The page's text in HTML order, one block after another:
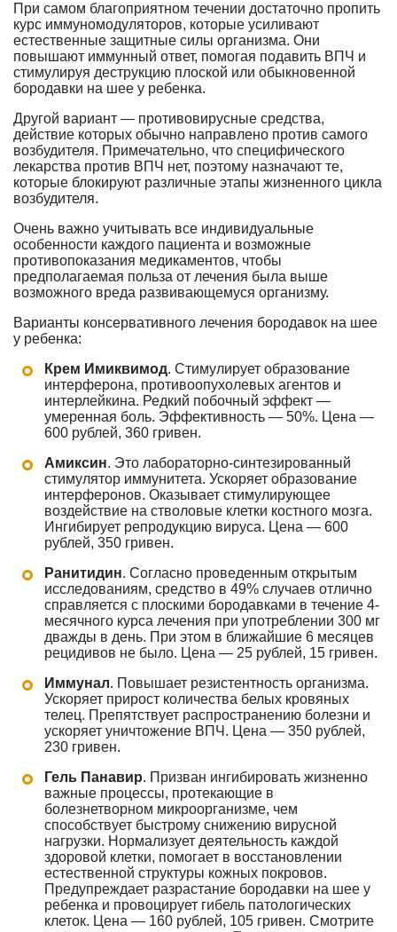
При самом благоприятном течении достаточно пропить
курс иммуномодуляторов, которые усиливают
естественные защитные силы организма. Они
повышают иммунный ответ, помогая подавить ВПЧ и
стимулируя деструкцию плоской или обыкновенной
бородавки на шее у ребенка.
Другой вариант — противовирусные средства,
действие которых обычно направлено против самого
возбудителя. Примечательно, что специфического
лекарства против ВПЧ нет, поэтому назначают те,
которые блокируют различные этапы жизненного цикла
возбудителя.
Очень важно учитывать все индивидуальные
особенности каждого пациента и возможные
противопоказания медикаментов, чтобы
предполагаемая польза от лечения была выше
возможного вреда развивающемуся организму.
Варианты консервативного лечения бородавок на шее
у ребенка:
Крем Имиквимод. Стимулирует образование
интерферона, противоопухолевых агентов и
интерлейкина. Редкий побочный эффект —
умеренная боль. Эффективность — 50%. Цена —
600 рублей, 360 гривен.
Амиксин. Это лабораторно-синтезированный
стимулятор иммунитета. Ускоряет образование
интерферонов. Оказывает стимулирующее
воздействие на стволовые клетки костного мозга.
Ингибирует репродукцию вируса. Цена — 600
рублей, 350 гривен.
Ранитидин. Согласно проведенным открытым
исследованиям, средство в 49% случаев отлично
справляется с плоскими бородавками в течение 4-
месячного курса лечения при употреблении 300 мг
дважды в день. При этом в ближайшие 6 месяцев
рецидивов не было. Цена — 25 рублей, 15 гривен.
Иммунал. Повышает резистентность организма.
Ускоряет прирост количества белых кровяных
телец. Препятствует распространению болезни и
ускоряет уничтожение ВПЧ. Цена — 350 рублей,
230 гривен.
Гель Панавир. Призван ингибировать жизненно
важные процессы, протекающие в
болезнетворном микроорганизме, чем
способствует быстрому снижению вирусной
нагрузки. Нормализует деятельность каждой
здоровой клетки, помогает в восстановлении
естественной структуры кожных покровов.
Предупреждает разрастание бородавки на шее у
ребенка и провоцирует гибель патологических
клеток. Цена — 160 рублей, 105 гривен. Смотрите